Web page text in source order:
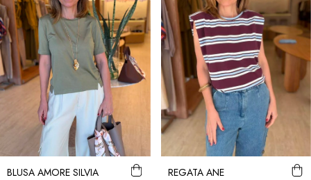
BLUSA AMORE SILVIA REGATA ANE